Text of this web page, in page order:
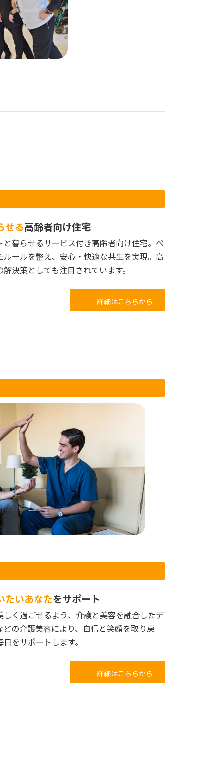
せる高齢者向け住宅
暮らせるサービス付き高齢者向け住宅。ペ
ールを整え、安心・快適な共生を実現。高
決策としても注目されています。
詳細はこちらから
たいあなたをサポート
く過ごせるよう、介護と美容を融合したデ
の介護美容により、自信と笑顔を取り戻
をサポートします。
詳細はこちらから